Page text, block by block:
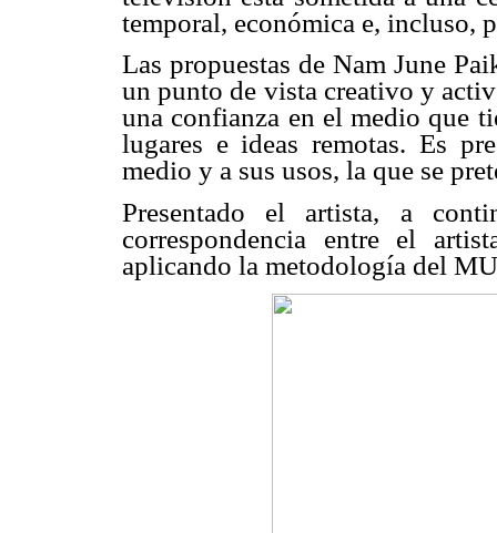
temporal, económica e, incluso,
Las propuestas de Nam June
un punto de vista creativo y
una confianza en el medio que
lugares e ideas remotas. Es
medio y a sus usos, la que se
Presentado el artista, a
correspondencia entre el
aplicando la metodología del